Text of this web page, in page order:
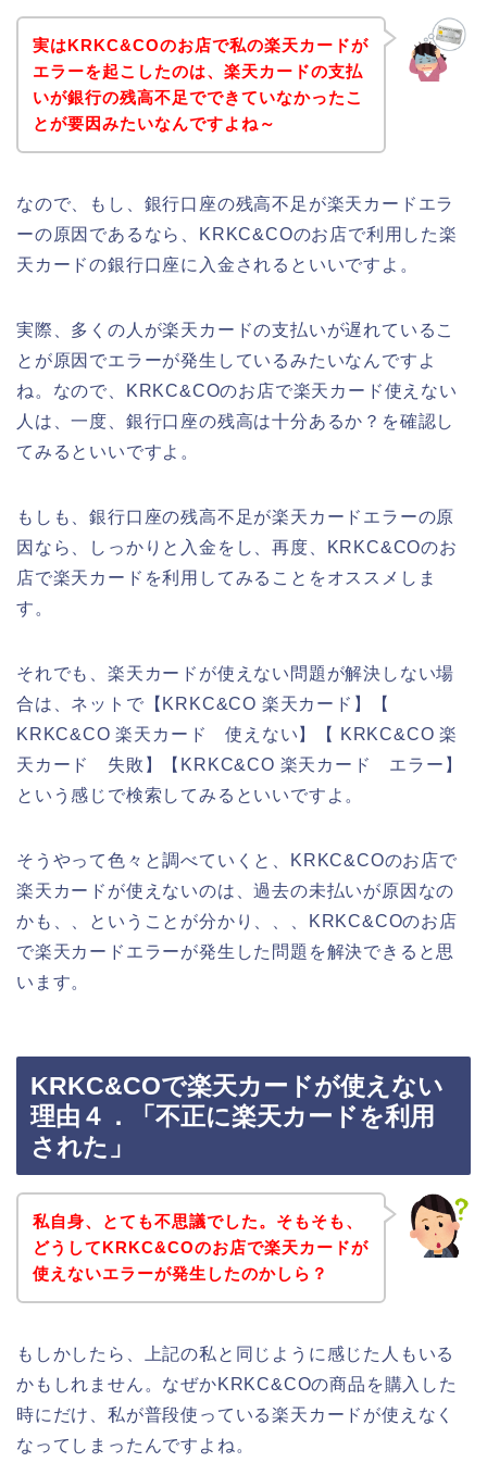
実はKRKC&COのお店で私の楽天カードが
エラーを起こしたのは、楽天カードの支払
いが銀行の残高不足でできていなかったこ
とが要因みたいなんですよね～
なので、もし、銀行口座の残高不足が楽天カードエラ
ーの原因であるなら、KRKC&COのお店で利用した楽
天カードの銀行口座に入金されるといいですよ。
実際、多くの人が楽天カードの支払いが遅れているこ
とが原因でエラーが発生しているみたいなんですよ
ね。なので、KRKC&COのお店で楽天カード使えない
人は、一度、銀行口座の残高は十分あるか？を確認し
てみるといいですよ。
もしも、銀行口座の残高不足が楽天カードエラーの原
因なら、しっかりと入金をし、再度、KRKC&COのお
店で楽天カードを利用してみることをオススメしま
す。
それでも、楽天カードが使えない問題が解決しない場
合は、ネットで【KRKC&CO 楽天カード】【
KRKC&CO 楽天カード 使えない】【 KRKC&CO 楽
天カード 失敗】【KRKC&CO 楽天カード エラー】
という感じで検索してみるといいですよ。
そうやって色々と調べていくと、KRKC&COのお店で
楽天カードが使えないのは、過去の未払いが原因なの
かも、、ということが分かり、、、KRKC&COのお店
で楽天カードエラーが発生した問題を解決できると思
います。
KRKC&COで楽天カードが使えない
理由４．「不正に楽天カードを利用
された」
私自身、とても不思議でした。そもそも、
どうしてKRKC&COのお店で楽天カードが
使えないエラーが発生したのかしら？
もしかしたら、上記の私と同じように感じた人もいる
かもしれません。なぜかKRKC&COの商品を購入した
時にだけ、私が普段使っている楽天カードが使えなく
なってしまったんですよね。